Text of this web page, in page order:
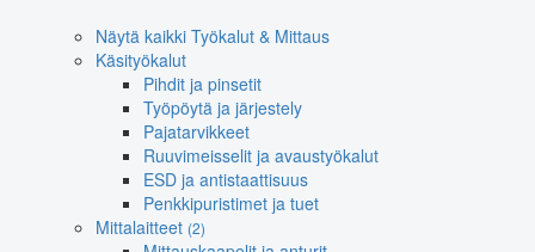
Näytä kaikki Työkalut & Mittaus
Käsityökalut
Pihdit ja pinsetit
Työpöytä ja järjestely
Pajatarvikkeet
Ruuvimeisselit ja avaustyökalut
ESD ja antistaattisuus
Penkkipuristimet ja tuet
Mittalaitteet (2)